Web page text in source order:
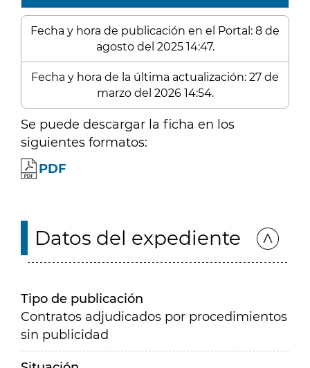
Fecha y hora de publicación en el Portal: 8 de
agosto del 2025 14:47.
Fecha y hora de la última actualización: 27 de
marzo del 2026 14:54.
Se puede descargar la ficha en los
siguientes formatos:
PDF
Datos del expediente
Tipo de publicación
Contratos adjudicados por procedimientos
sin publicidad